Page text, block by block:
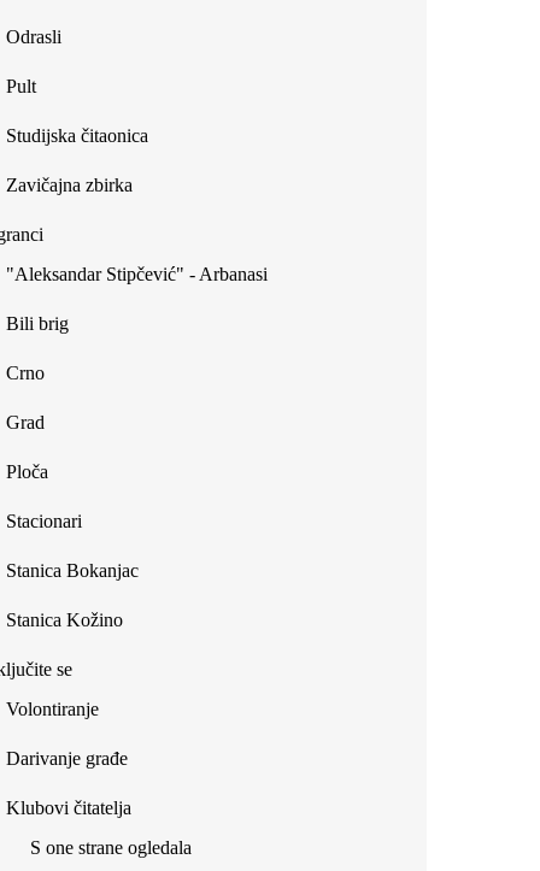
Odrasli
Pult
Studijska čitaonica
Zavičajna zbirka
"Aleksandar Stipčević" - Arbanasi
Bili brig
Crno
Grad
Ploča
Stacionari
Stanica Bokanjac
Stanica Kožino
se
Volontiranje
Darivanje građe
Klubovi čitatelja
S one strane ogledala